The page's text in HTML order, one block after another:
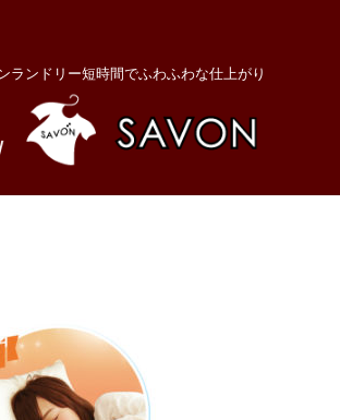
ランドリー短時間でふわふわな仕上がり